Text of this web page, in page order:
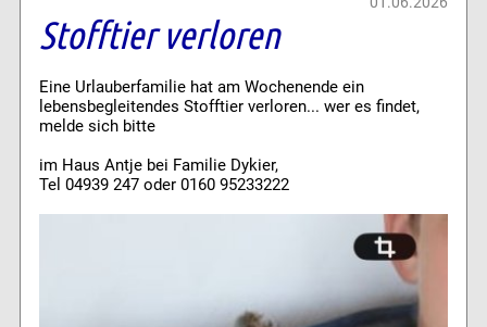
Stofftier verloren
Eine Urlauberfamilie hat am Wochenende ein
lebensbegleitendes Stofftier verloren... wer es findet,
melde sich bitte
im Haus Antje bei Familie Dykier,
Tel 04939 247 oder 0160 95233222